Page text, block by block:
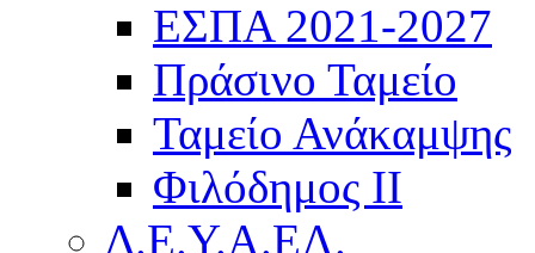
ΕΣΠΑ 2021-2027
Πράσινο Ταμείο
Ταμείο Ανάκαμψης
Φιλόδημος ΙΙ
Δ.Ε.Υ.Α.ΕΛ.